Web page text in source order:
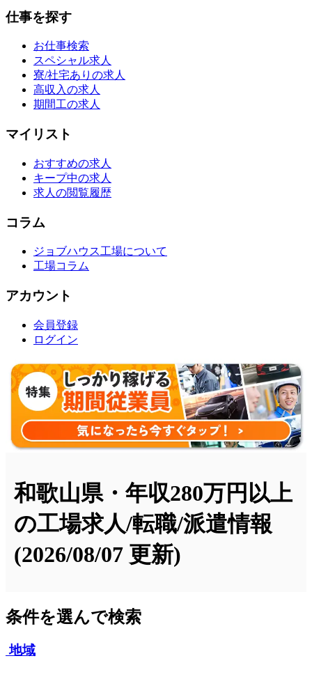
仕事を探す
お仕事検索
スペシャル求人
寮/社宅ありの求人
高収入の求人
期間工の求人
マイリスト
おすすめの求人
キープ中の求人
求人の閲覧履歴
コラム
ジョブハウス工場について
工場コラム
アカウント
会員登録
ログイン
和歌山県・年収280万円以上
の工場求人/転職/派遣情報
(2026/08/07 更新)
条件を選んで検索
地域